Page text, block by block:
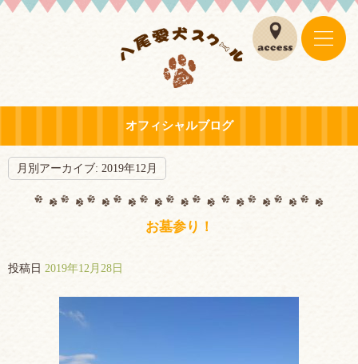
オフィシャルブログ
月別アーカイブ: 2019年12月
お墓参り！
投稿日 2019年12月28日